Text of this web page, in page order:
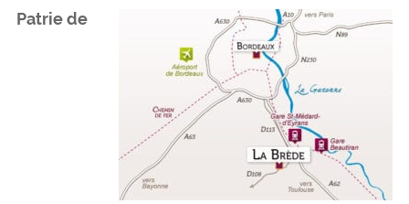
Patrie de